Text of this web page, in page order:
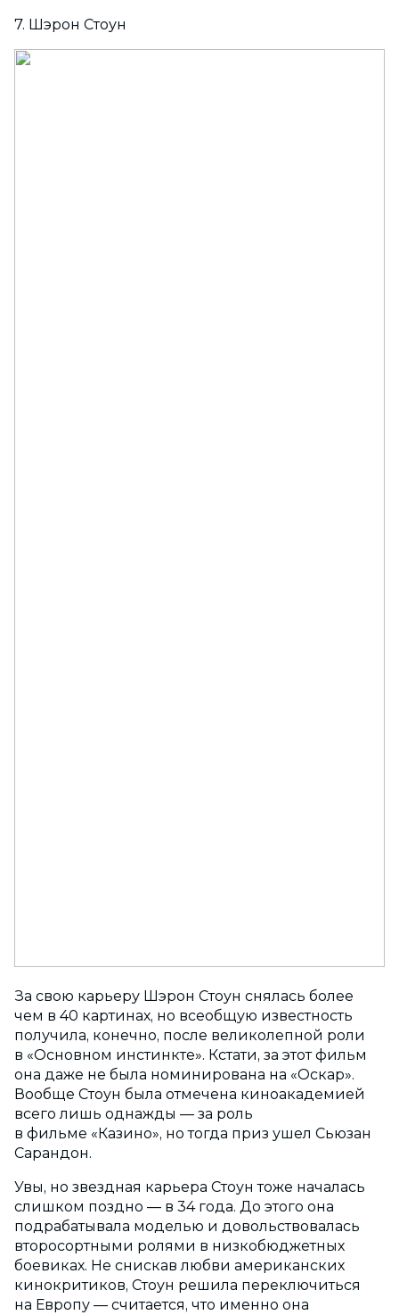
7. Шэрон Стоун
За свою карьеру Шэрон Стоун снялась более
чем в 40 картинах, но всеобщую известность
получила, конечно, после великолепной роли
в «Основном инстинкте». Кстати, за этот фильм
она даже не была номинирована на «Оскар».
Вообще Стоун была отмечена киноакадемией
всего лишь однажды — за роль
в фильме «Казино», но тогда приз ушел Сьюзан
Сарандон.
Увы, но звездная карьера Стоун тоже началась
слишком поздно — в 34 года. До этого она
подрабатывала моделью и довольствовалась
второсортными ролями в низкобюджетных
боевиках. Не снискав любви американских
кинокритиков, Стоун решила переключиться
на Европу — считается, что именно она